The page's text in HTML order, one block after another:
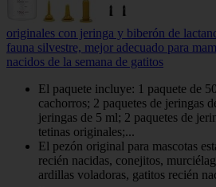
originales con jeringa y biberón de
fauna silvestre, mejor adecuado para
nacidos de la semana de gatitos
El paquete incluye: 1 paquete de
cachorros; 2 paquetes de jeringas
jeringas de 5 ml; 2 paquetes de
tetinas originales;...
El pezón original para mascotas
recién nacidas, conejitos,
ardillas voladoras, gatitos recién